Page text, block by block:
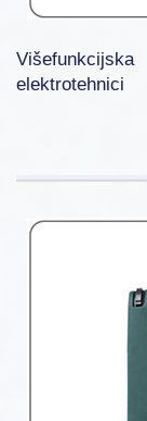
elektrotehnici